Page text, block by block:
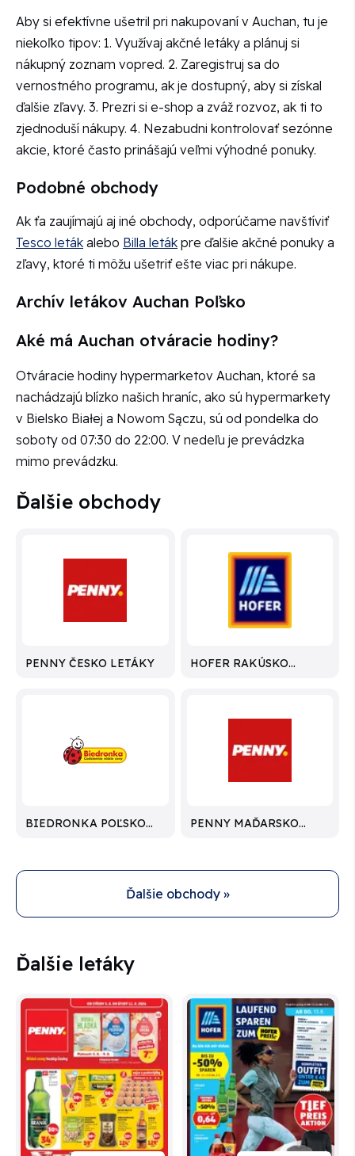
Aby si efektívne ušetril pri nakupovaní v Auchan, tu je
niekoľko tipov: 1. Využívaj akčné letáky a plánuj si
nákupný zoznam vopred. 2. Zaregistruj sa do
vernostného programu, ak je dostupný, aby si získal
ďalšie zľavy. 3. Prezri si e-shop a zváž rozvoz, ak ti to
zjednoduší nákupy. 4. Nezabudni kontrolovať sezónne
akcie, ktoré často prinášajú veľmi výhodné ponuky.
Podobné obchody
Ak ťa zaujímajú aj iné obchody, odporúčame navštíviť
Tesco leták alebo Billa leták pre ďalšie akčné ponuky a
zľavy, ktoré ti môžu ušetriť ešte viac pri nákupe.
Archív letákov Auchan Poľsko
Aké má Auchan otváracie hodiny?
Otváracie hodiny hypermarketov Auchan, ktoré sa
nachádzajú blízko našich hraníc, ako sú hypermarkety
v Bielsko Białej a Nowom Sączu, sú od pondelka do
soboty od 07:30 do 22:00. V nedeľu je prevádzka
mimo prevádzku.
Ďalšie obchody
PENNY ČESKO LETÁKY
HOFER RAKÚSKO
BIEDRONKA POĽSKO
PENNY MAĎARSKO
Ďalšie obchody »
Ďalšie letáky